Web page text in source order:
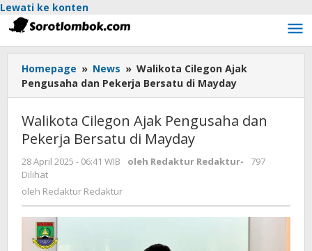
Lewati ke konten
Homepage » News » Walikota Cilegon Ajak
Pengusaha dan Pekerja Bersatu di Mayday
Walikota Cilegon Ajak Pengusaha dan
Pekerja Bersatu di Mayday
28 April 2025 - 06:41 WIB oleh Redaktur Redaktur-
797
Dilihat
oleh Redaktur Redaktur